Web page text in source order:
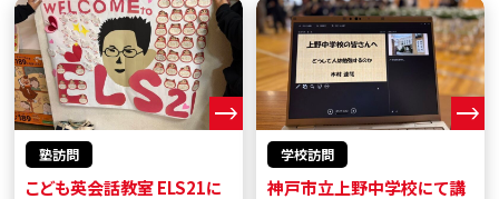
塾訪問
こども英会話教室 ELS21に
学校訪問
神戸市立上野中学校にて講